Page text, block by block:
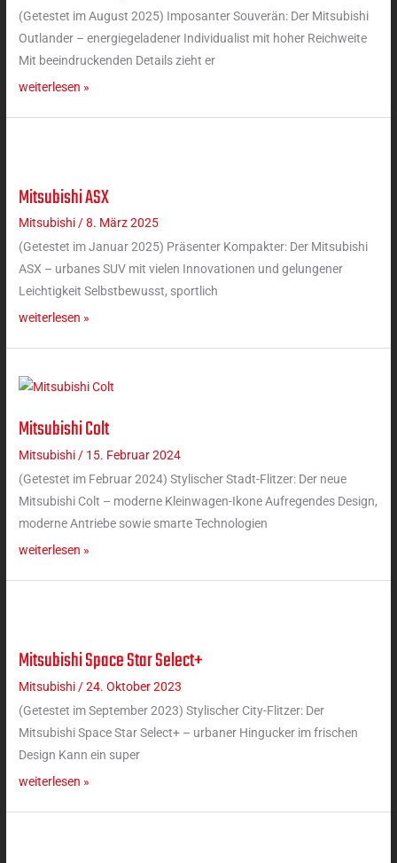
(Getestet im August 2025) Imposanter Souverän: Der Mitsubishi
Outlander – energiegeladener Individualist mit hoher Reichweite
Mit beeindruckenden Details zieht er
weiterlesen »
Mitsubishi ASX
Mitsubishi/8. März 2025
(Getestet im Januar 2025) Präsenter Kompakter: Der Mitsubishi
ASX – urbanes SUV mit vielen Innovationen und gelungener
Leichtigkeit Selbstbewusst, sportlich
Mitsubishi
ASX
weiterlesen »
Mitsubishi Colt
Mitsubishi / 15. Februar 2024
(Getestet im Februar 2024) Stylischer Stadt-Flitzer: Der neue
Mitsubishi Colt – moderne Kleinwagen-Ikone Aufregendes Design,
moderne Antriebe sowie smarte Technologien
Mitsubishi
Colt
weiterlesen »
Mitsubishi Space Star Select+
Mitsubishi /24. Oktober 2023
(Getestet im September 2023) Stylischer City-Flitzer: Der
Mitsubishi Space Star Select+ – urbaner Hingucker im frischen
Design Kann ein super
Mitsubishi
Space
weiterlesen »